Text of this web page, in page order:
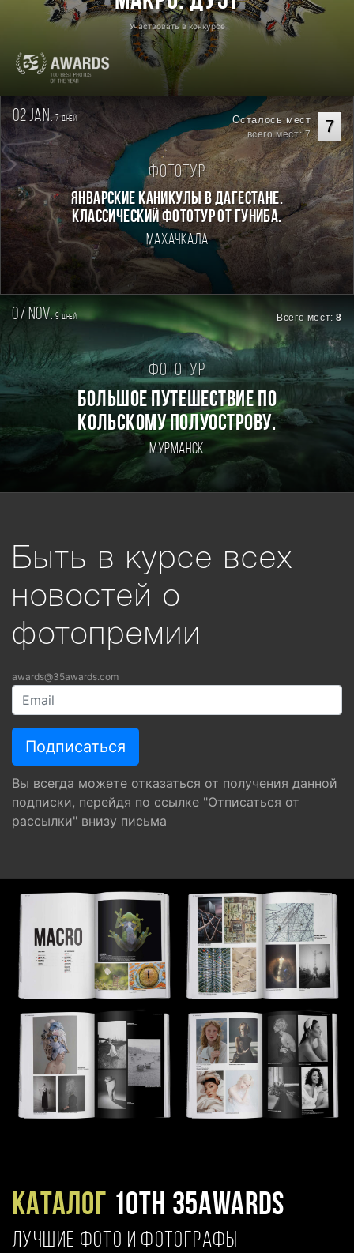
Участвовать в конкурсе
02 jan.7дней 7
Осталось мест
всего мест: 7
Фототур
Январские каникулы в Дагестане.
Классический фототур от Гуниба.
Махачкала
07 nov.9дней Всего мест:8
Фототур
БОЛЬШОЕ ПУТЕШЕСТВИЕ ПО
КОЛЬСКОМУ ПОЛУОСТРОВУ.
Мурманск
Быть в курсе всех
новостей о
фотопремии
awards@35awards.com
Вы всегда можете отказаться от получения данной
подписки, перейдя по ссылке "Отписаться от
рассылки" внизу письма
Каталог 10TH 35AWARDS
ЛУЧШИЕ ФОТО И ФОТОГРАФЫ